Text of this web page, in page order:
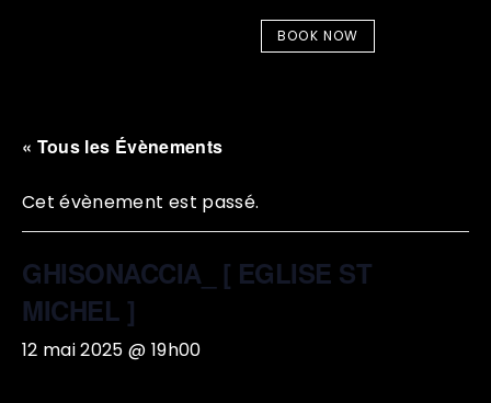
BOOK NOW
« Tous les Évènements
Cet évènement est passé.
GHISONACCIA_ [ EGLISE ST
MICHEL ]
12 mai 2025 @ 19h00